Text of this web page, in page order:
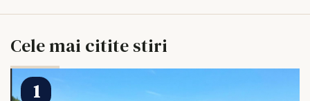
Cele mai citite stiri